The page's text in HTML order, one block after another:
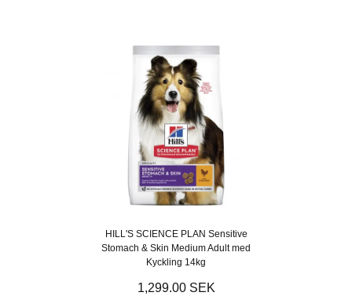
HILL'S SCIENCE PLAN Sensitive
Stomach & Skin Medium Adult med
Kyckling 14kg
1,299.00 SEK